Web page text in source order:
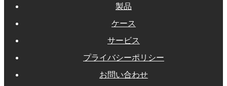
製品
ケース
サービス
プライバシーポリシー
お問い合わせ